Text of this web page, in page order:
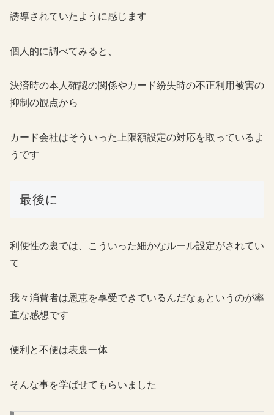
誘導されていたように感じます
個人的に調べてみると、
決済時の本人確認の関係やカード紛失時の不正利用被害の
抑制の観点から
カード会社はそういった上限額設定の対応を取っているよ
うです
最後に
利便性の裏では、こういった細かなルール設定がされてい
て
我々消費者は恩恵を享受できているんだなぁというのが率
直な感想です
便利と不便は表裏一体
そんな事を学ばせてもらいました